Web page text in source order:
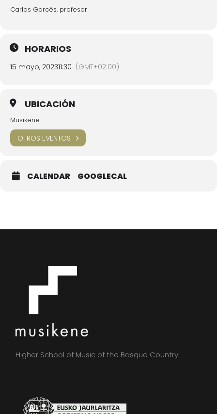
Carlos Garcés, profesor
HORARIOS
15 mayo, 202311:30 (GMT+02:00)
UBICACIÓN
Musikene
OTROS EVENTOS
CALENDAR GOOGLECAL
Higher School of Music of the Basque Country